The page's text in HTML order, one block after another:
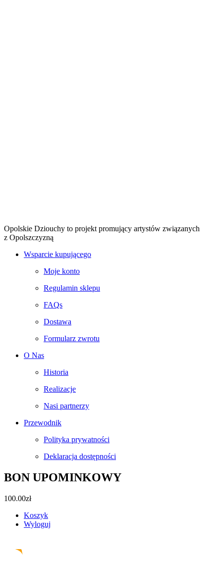
Opolskie Dziouchy to projekt promujący artystów związanych
z Opolszczyzną
Wsparcie kupującego
Moje konto
Regulamin sklepu
FAQs
Dostawa
Formularz zwrotu
O Nas
Historia
Realizacje
Nasi partnerzy
Przewodnik
Polityka prywatności
Deklaracja dostępności
BON UPOMINKOWY
100.00zł
Koszyk
Wyloguj